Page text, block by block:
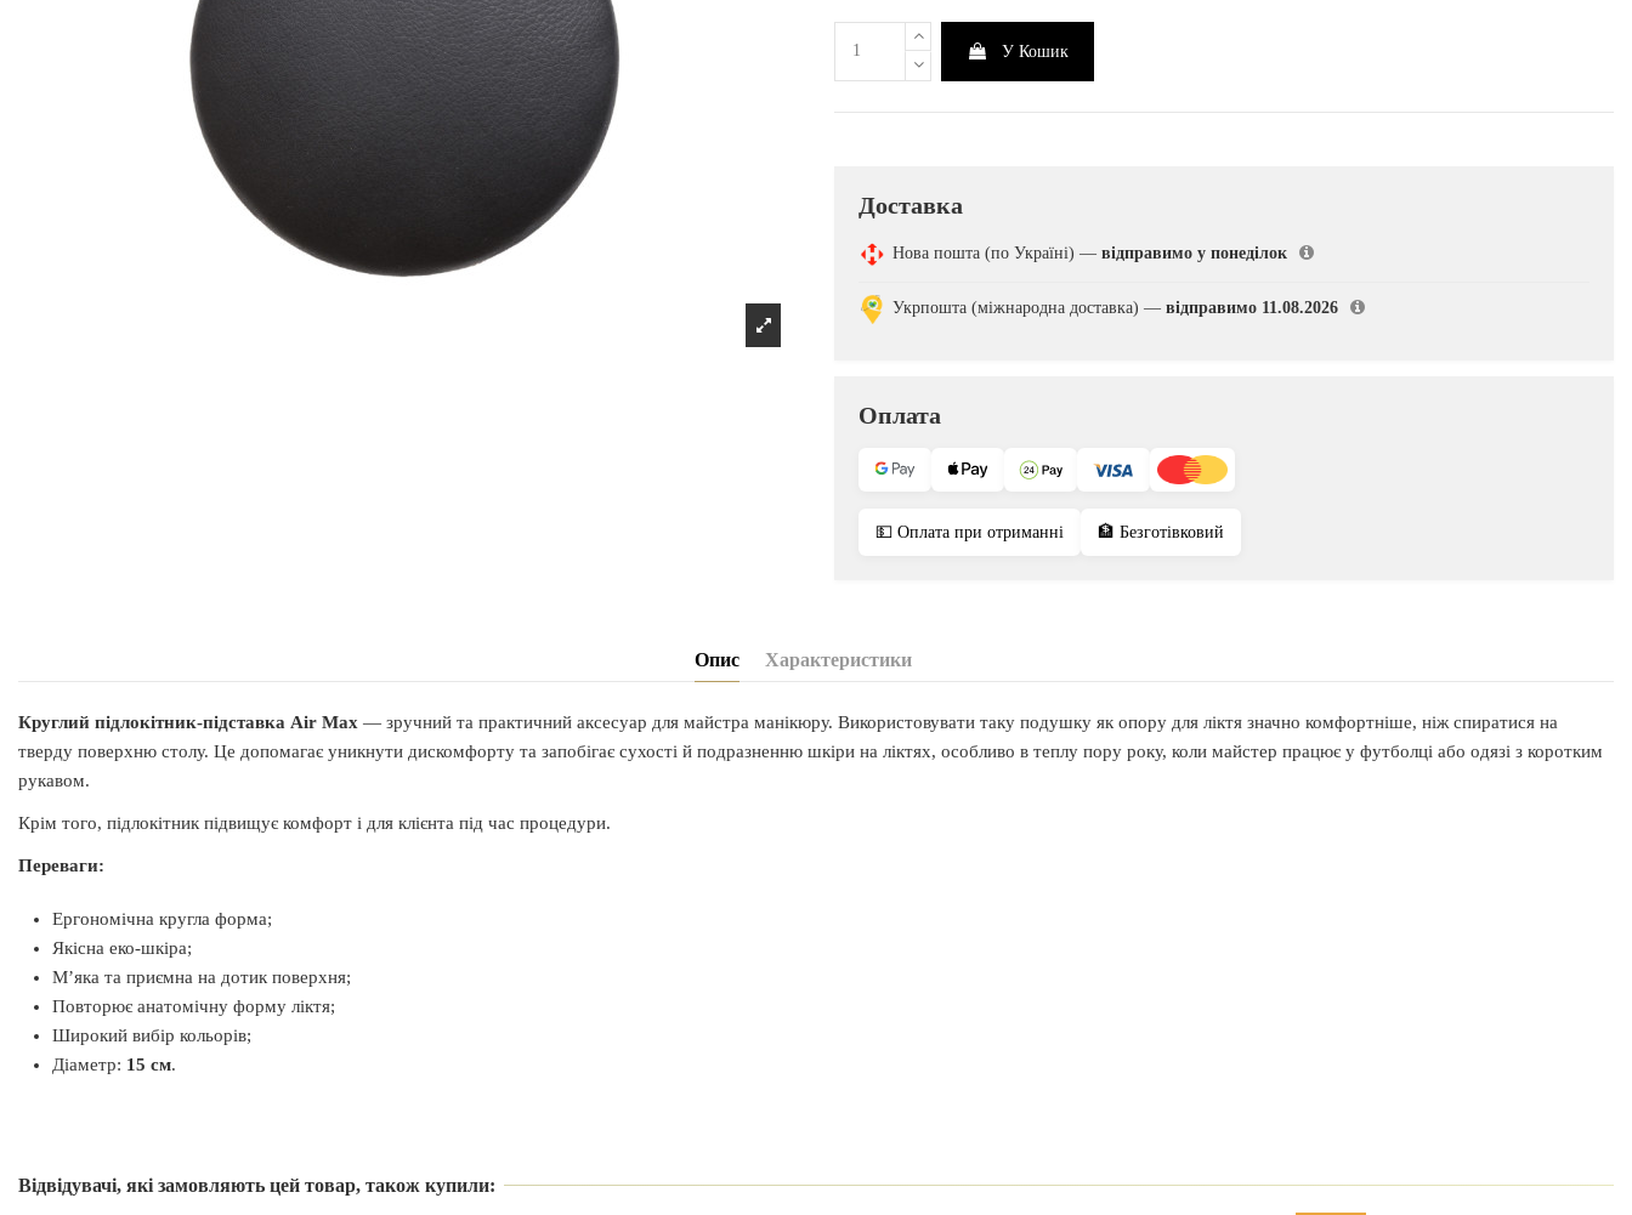
У Кошик
Доставка
Нова пошта (по Україні) — відправимо у понеділок
Укрпошта (міжнародна доставка) — відправимо 11.08.2026
Оплата
💵 Оплата при отриманні 🏦 Безготівковий
Опис Характеристики
Круглий підлокітник-підставка Air Max — зручний та практичний аксесуар для майстра манікюру. Використовувати таку подушку як опору для ліктя значно комфортніше, ніж спиратися на
тверду поверхню столу. Це допомагає уникнути дискомфорту та запобігає сухості й подразненню шкіри на ліктях, особливо в теплу пору року, коли майстер працює у футболці або одязі з коротким
рукавом.
Крім того, підлокітник підвищує комфорт і для клієнта під час процедури.
Переваги:
Ергономічна кругла форма;
Якісна еко-шкіра;
М’яка та приємна на дотик поверхня;
Повторює анатомічну форму ліктя;
Широкий вибір кольорів;
Діаметр: 15 см.
Країна виробник Україна
Відвідувачі, які замовляють цей товар, також купили: